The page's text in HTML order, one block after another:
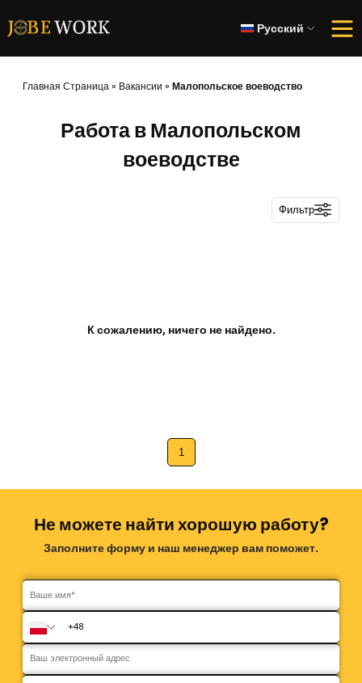
Русский
Главная Страница» Вакансии » Малопольское воеводство
Работа в Малопольском
воеводстве
Фильтр
К сожалению, ничего не найдено.
1
Не можете найти хорошую работу?
Заполните форму и наш менеджер вам поможет.